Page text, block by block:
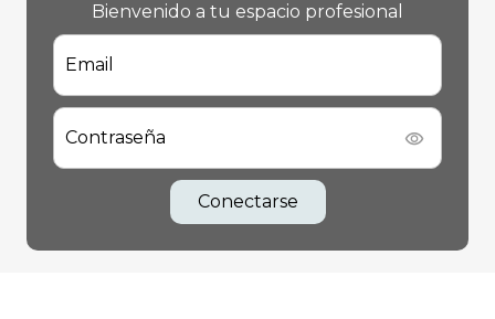
Bienvenido a tu espacio profesional
Email
Contraseña
Conectarse